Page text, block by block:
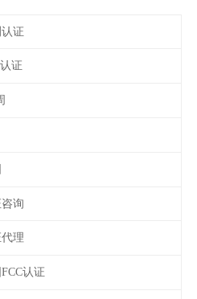
证
证
询
理
认证